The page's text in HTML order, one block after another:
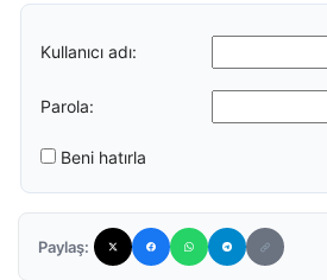
Kullanıcı adı:
Parola:
Beni hatırla
Paylaş: